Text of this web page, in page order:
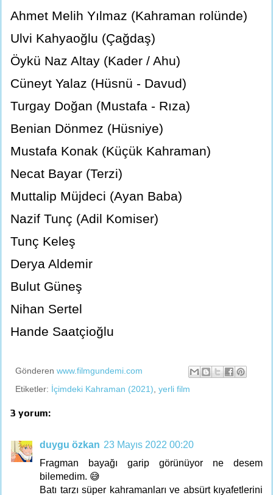
Ahmet Melih Yılmaz (Kahraman rolünde)
Ulvi Kahyaoğlu (Çağdaş)
Öykü Naz Altay (Kader / Ahu)
Cüneyt Yalaz (Hüsnü - Davud)
Turgay Doğan (Mustafa - Rıza)
Benian Dönmez (Hüsniye)
Mustafa Konak (Küçük Kahraman)
Necat Bayar (Terzi)
Muttalip Müjdeci (Ayan Baba)
Nazif Tunç (Adil Komiser)
Tunç Keleş
Derya Aldemir
Bulut Güneş
Nihan Sertel
Hande Saatçioğlu
Gönderen www.filmgundemi.com
Etiketler: İçimdeki Kahraman (2021) yerli film
3 yorum:
duygu özkan 23 Mayıs 2022 00:20
Fragman bayağı garip görünüyor ne desem
bilemedim. 😅
Batı tarzı süper kahramanları ve absürt kıyafetlerini